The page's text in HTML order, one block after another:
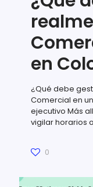
en
¿Qué debe
Comercial en
ejecutivo Más
vigilar horarios
0